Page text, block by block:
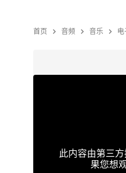
首页 音频 音乐 电
此内容由第三
果您想